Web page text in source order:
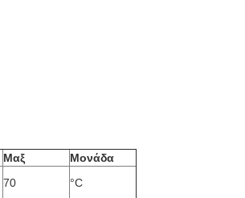
Μαξ
Μονάδα
70
°C